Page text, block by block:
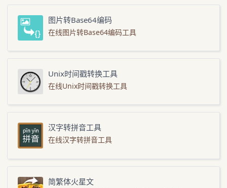
图片转Base64编码
在线图片转Base64编码工具
Unix时间戳转换工具
在线Unix时间戳转换工具
汉字转拼音工具
在线汉字转拼音工具
简繁体火星文